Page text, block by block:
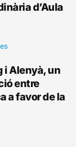
d’Aula
i Alenyà, un
entre
a favor de la